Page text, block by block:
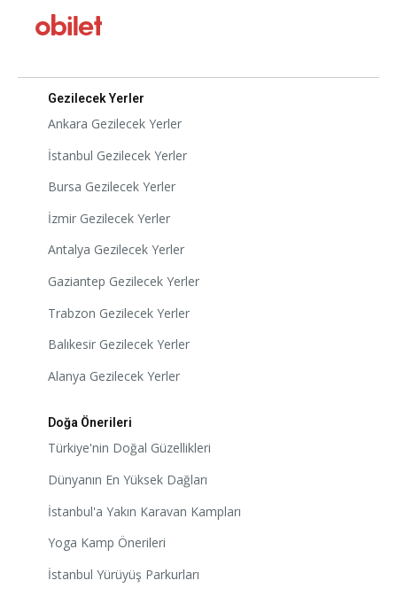
Gezilecek Yerler
Ankara Gezilecek Yerler
İstanbul Gezilecek Yerler
Bursa Gezilecek Yerler
İzmir Gezilecek Yerler
Antalya Gezilecek Yerler
Gaziantep Gezilecek Yerler
Trabzon Gezilecek Yerler
Balıkesir Gezilecek Yerler
Alanya Gezilecek Yerler
Doğa Önerileri
Türkiye'nin Doğal Güzellikleri
Dünyanın En Yüksek Dağları
İstanbul'a Yakın Karavan Kampları
Yoga Kamp Önerileri
İstanbul Yürüyüş Parkurları